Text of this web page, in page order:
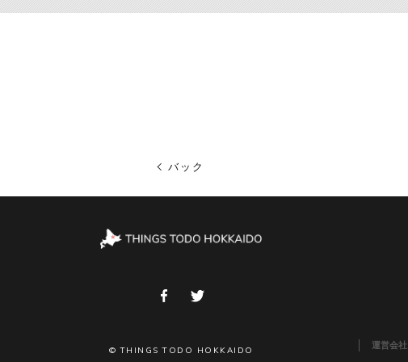
バック
© THINGS TODO HOKKAIDO 運営会社